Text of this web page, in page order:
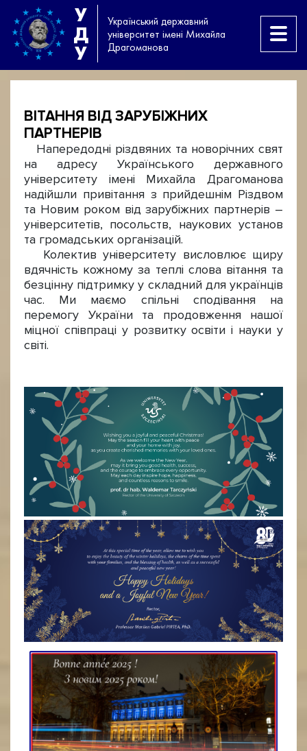
У
Д
У
Український державний
університет імені Михайла
Драгоманова
ВІТАННЯ ВІД ЗАРУБІЖНИХ
ПАРТНЕРІВ
Напередодні різдвяних та новорічних свят
на адресу Українського державного
університету імені Михайла Драгоманова
надійшли привітання з прийдешнім Різдвом
та Новим роком від зарубіжних партнерів –
університетів, посольств, наукових установ
та громадських організацій.
Колектив університету висловлює щиру
вдячність кожному за теплі слова вітання та
безцінну підтримку у складний для українців
час. Ми маємо спільні сподівання на
перемогу України та продовження нашої
міцної співпраці у розвитку освіти і науки у
світі.